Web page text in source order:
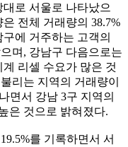
로 서울로 나타났으
전체 거래량의 38.7%
에 거주하는 고객의
며, 강남구 다음으로는
리셀 수요가 많은 것
리는 지역의 거래량이
면서 강남 3구 지역의
은 것으로 밝혀졌다.
를 기록하면서 서